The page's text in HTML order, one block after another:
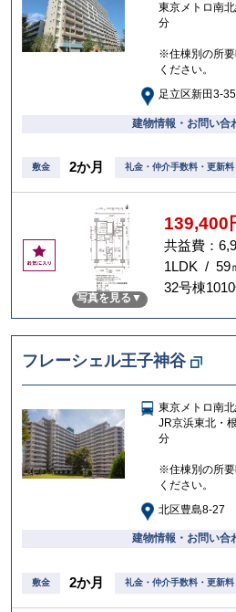
東京メトロ南
分
※住棟別の所要
ください。
足立区新田3-35
建物情報・お問い合
敷金 2か月 礼金・仲介手数料・更新料
お
気
り
写真を見る
139,400
共益費：
1LDK / 59
32号棟
フレーシェル王子神谷
東京メトロ南
JR京浜東北・
分
※住棟別の所要
ください。
北区豊島8-27
建物情報・お問い合
敷金 2か月 礼金・仲介手数料・更新料